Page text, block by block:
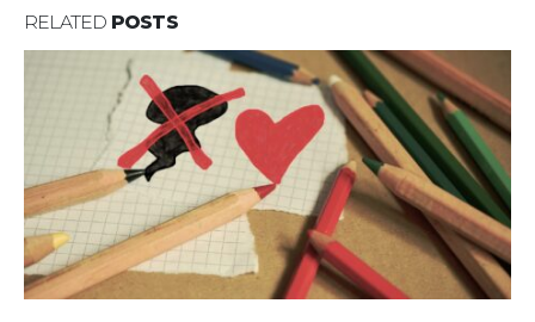
RELATED POSTS